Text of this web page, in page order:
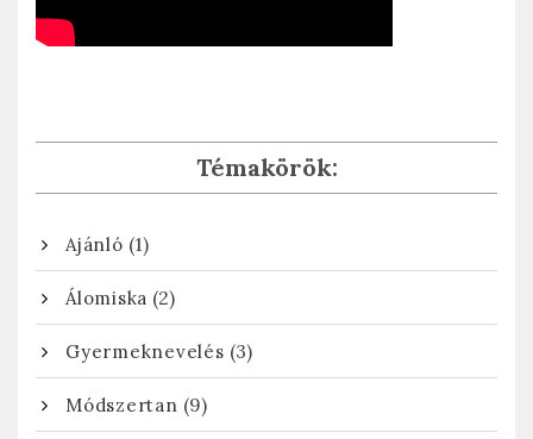
Témakörök:
Ajánló (1)
Álomiska (2)
Gyermeknevelés (3)
Módszertan (9)